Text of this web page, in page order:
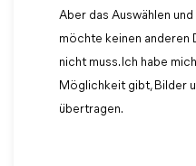
Aber das Auswählen
möchte keinen anderen
nicht muss. Ich habe
Möglichkeit gibt, Bilder
übertragen.